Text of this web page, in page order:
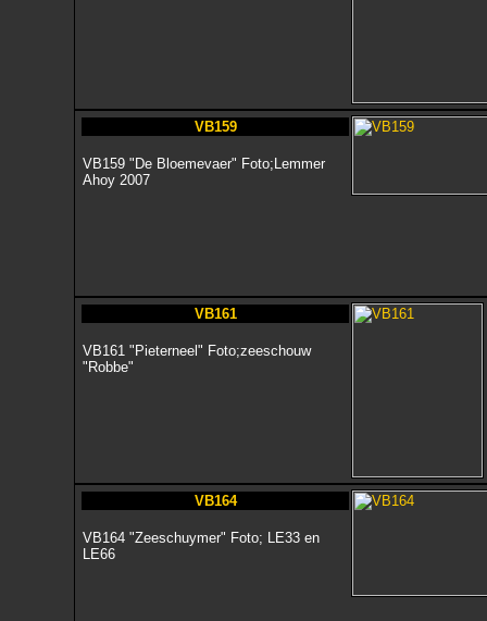
VB159
VB159 "De Bloemevaer" Foto;Lemmer
Ahoy 2007
VB161
VB161 "Pieterneel" Foto;zeeschouw
"Robbe"
VB164
VB164 "Zeeschuymer" Foto; LE33 en
LE66